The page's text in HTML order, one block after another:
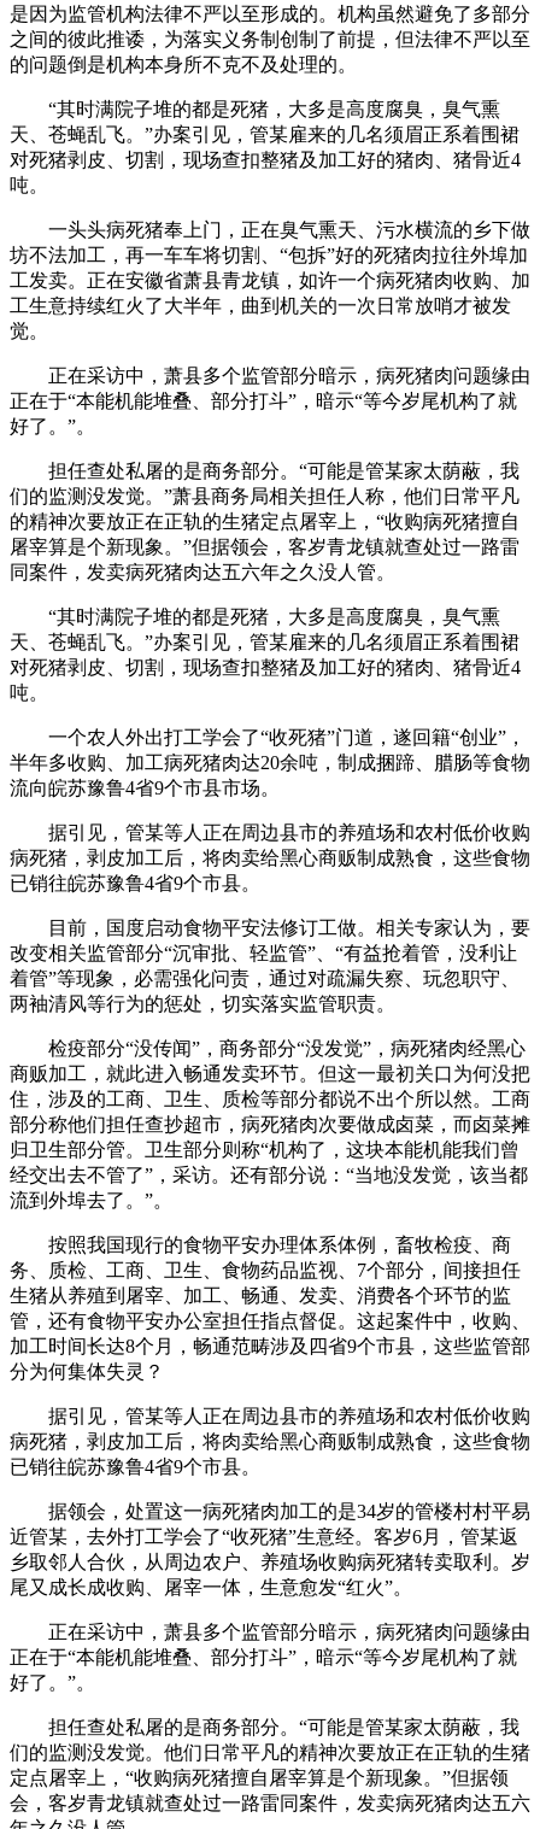
是因为监管机构法律不严以至形成的。机构虽然避免了多部分
之间的彼此推诿，为落实义务制创制了前提，但法律不严以至
的问题倒是机构本身所不克不及处理的。
“其时满院子堆的都是死猪，大多是高度腐臭，臭气熏
天、苍蝇乱飞。”办案引见，管某雇来的几名须眉正系着围裙
对死猪剥皮、切割，现场查扣整猪及加工好的猪肉、猪骨近4
吨。
一头头病死猪奉上门，正在臭气熏天、污水横流的乡下做
坊不法加工，再一车车将切割、“包拆”好的死猪肉拉往外埠加
工发卖。正在安徽省萧县青龙镇，如许一个病死猪肉收购、加
工生意持续红火了大半年，曲到机关的一次日常放哨才被发
觉。
正在采访中，萧县多个监管部分暗示，病死猪肉问题缘由
正在于“本能机能堆叠、部分打斗”，暗示“等今岁尾机构了就
好了。”。
担任查处私屠的是商务部分。“可能是管某家太荫蔽，我
们的监测没发觉。”萧县商务局相关担任人称，他们日常平凡
的精神次要放正在正轨的生猪定点屠宰上，“收购病死猪擅自
屠宰算是个新现象。”但据领会，客岁青龙镇就查处过一路雷
同案件，发卖病死猪肉达五六年之久没人管。
“其时满院子堆的都是死猪，大多是高度腐臭，臭气熏
天、苍蝇乱飞。”办案引见，管某雇来的几名须眉正系着围裙
对死猪剥皮、切割，现场查扣整猪及加工好的猪肉、猪骨近4
吨。
一个农人外出打工学会了“收死猪”门道，遂回籍“创业”，
半年多收购、加工病死猪肉达20余吨，制成捆蹄、腊肠等食物
流向皖苏豫鲁4省9个市县市场。
据引见，管某等人正在周边县市的养殖场和农村低价收购
病死猪，剥皮加工后，将肉卖给黑心商贩制成熟食，这些食物
已销往皖苏豫鲁4省9个市县。
目前，国度启动食物平安法修订工做。相关专家认为，要
改变相关监管部分“沉审批、轻监管”、“有益抢着管，没利让
着管”等现象，必需强化问责，通过对疏漏失察、玩忽职守、
两袖清风等行为的惩处，切实落实监管职责。
检疫部分“没传闻”，商务部分“没发觉”，病死猪肉经黑心
商贩加工，就此进入畅通发卖环节。但这一最初关口为何没把
住，涉及的工商、卫生、质检等部分都说不出个所以然。工商
部分称他们担任查抄超市，病死猪肉次要做成卤菜，而卤菜摊
归卫生部分管。卫生部分则称“机构了，这块本能机能我们曾
经交出去不管了”，采访。还有部分说：“当地没发觉，该当都
流到外埠去了。”。
按照我国现行的食物平安办理体系体例，畜牧检疫、商
务、质检、工商、卫生、食物药品监视、7个部分，间接担任
生猪从养殖到屠宰、加工、畅通、发卖、消费各个环节的监
管，还有食物平安办公室担任指点督促。这起案件中，收购、
加工时间长达8个月，畅通范畴涉及四省9个市县，这些监管部
分为何集体失灵？
据引见，管某等人正在周边县市的养殖场和农村低价收购
病死猪，剥皮加工后，将肉卖给黑心商贩制成熟食，这些食物
已销往皖苏豫鲁4省9个市县。
据领会，处置这一病死猪肉加工的是34岁的管楼村村平易
近管某，去外打工学会了“收死猪”生意经。客岁6月，管某返
乡取邻人合伙，从周边农户、养殖场收购病死猪转卖取利。岁
尾又成长成收购、屠宰一体，生意愈发“红火”。
正在采访中，萧县多个监管部分暗示，病死猪肉问题缘由
正在于“本能机能堆叠、部分打斗”，暗示“等今岁尾机构了就
好了。”。
担任查处私屠的是商务部分。“可能是管某家太荫蔽，我
们的监测没发觉。他们日常平凡的精神次要放正在正轨的生猪
定点屠宰上，“收购病死猪擅自屠宰算是个新现象。”但据领
会，客岁青龙镇就查处过一路雷同案件，发卖病死猪肉达五六